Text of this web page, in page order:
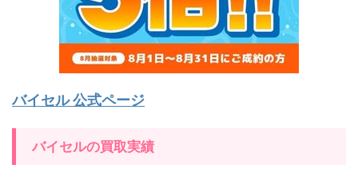
バイセル 公式ページ
バイセルの買取実績